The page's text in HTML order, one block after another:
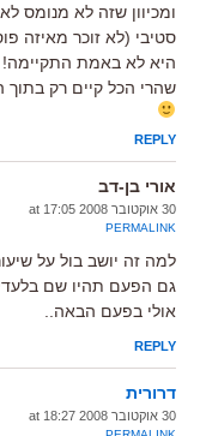
ומכיוון שזה לא מנומס
סטיבי (לא זוכר מאיזה
היא לא באמת התקיימה!
שהרי הכל קיים רק בתוך
REPLY
אורי בן-דב
30 אוקטובר 2008 at 17:05
PERMALINK
למה זה יושב בול על
גם הפעם תהיו שם
אולי בפעם הבאה..
REPLY
דרורית
30 אוקטובר 2008 at 18:27